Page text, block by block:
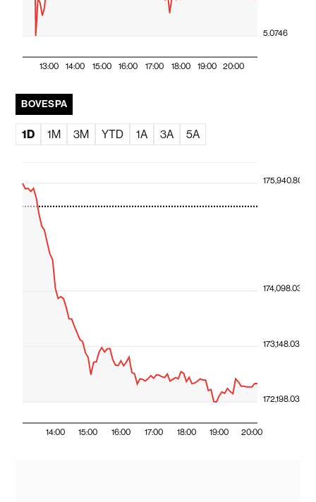
13:00 14:00 15:00 16:00 17:00 18:00 19:00 20:00
5.0746
BOVESPA
1D 1M 3M YTD 1A 3A 5A
14:00 15:00 16:00 17:00 18:00 19:00 20:00
172,198.03
173,148.03
174,098.03
175,940.80